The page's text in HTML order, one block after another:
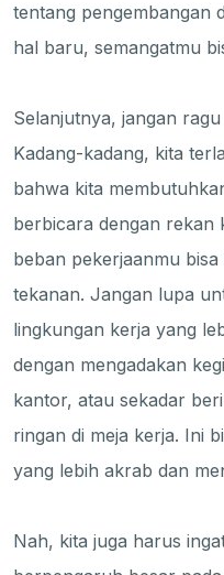
tentang pengembangan
hal baru, semangatmu
Selanjutnya, jangan
Kadang-kadang, kita
bahwa kita
berbicara dengan rekan
beban pekerjaanmu
tekanan. Jangan lupa
lingkungan kerja yang
dengan mengadakan
kantor, atau sekadar
ringan di meja kerja. Ini
yang lebih akrab dan
Nah, kita juga harus